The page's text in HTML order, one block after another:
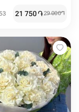
21 750֏29 000֏